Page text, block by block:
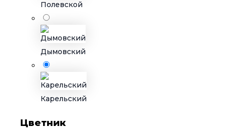
Карельский
Дымовский
Полевской
Цветник